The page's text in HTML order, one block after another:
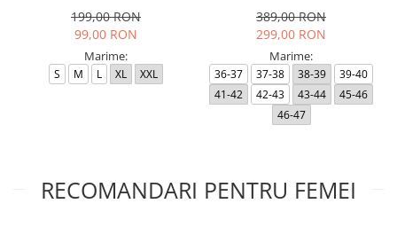
199,00 RON
99,00 RON
Marime:
S M L XL XXL
389,00 RON
299,00 RON
Marime:
36-37 37-38 38-39
39-40
41-42
42-43 43-44
45-46
46-47
RECOMANDARI PENTRU FEMEI